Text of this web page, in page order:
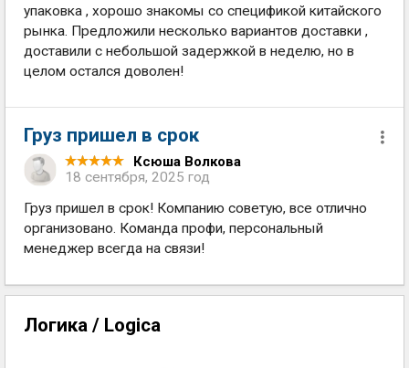
упаковка , хорошо знакомы со спецификой китайского
рынка. Предложили несколько вариантов доставки ,
доставили с небольшой задержкой в неделю, но в
целом остался доволен!
Груз пришел в срок
Ксюша Волкова
18 сентября, 2025 год
Груз пришел в срок! Компанию советую, все отлично
организовано. Команда профи, персональный
менеджер всегда на связи!
Логика / Logica